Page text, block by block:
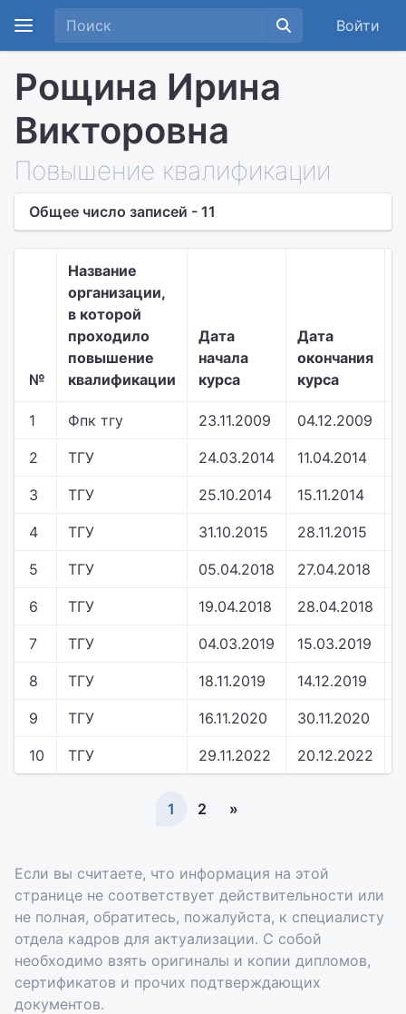
Войти
Рощина Ирина
Викторовна
Повышение квалификации
Общее число записей - 11
№
Название
организации,
в которой
проходило
повышение
квалификации
Дата
начала
курса
Дата
окончания
курса
1 Фпк тгу 23.11.2009 04.12.2009
2 ТГУ 24.03.2014 11.04.2014
3 ТГУ 25.10.2014 15.11.2014
4 ТГУ 31.10.2015 28.11.2015
5 ТГУ 05.04.2018 27.04.2018
6 ТГУ 19.04.2018 28.04.2018
7 ТГУ 04.03.2019 15.03.2019
8 ТГУ 18.11.2019 14.12.2019
9 ТГУ 16.11.2020 30.11.2020
10 ТГУ 29.11.2022 20.12.2022
1 2 »
Если вы считаете, что информация на этой
странице не соответствует действительности или
не полная, обратитесь, пожалуйста, к специалисту
отдела кадров для актуализации. С собой
необходимо взять оригиналы и копии дипломов,
сертификатов и прочих подтверждающих
документов.